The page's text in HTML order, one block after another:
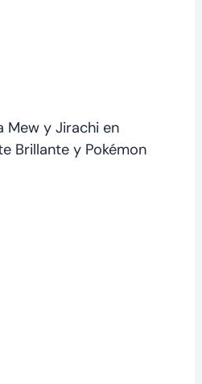
Mew y Jirachi en
Brillante y Pokémon